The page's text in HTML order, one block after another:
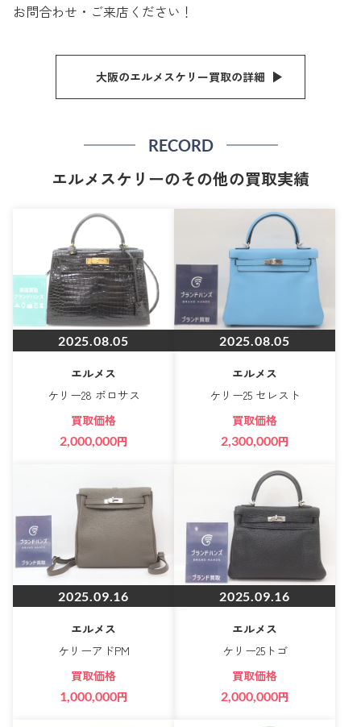
お問合わせ・ご来店ください！
大阪のエルメスケリー買取の詳細
RECORD
エルメスケリーのその他の買取実績
2025.08.05
エルメス
ケリー28 ポロサス
買取価格
2,000,000円
2025.08.05
エルメス
ケリー25 セレスト
買取価格
2,300,000円
2025.09.16
エルメス
ケリーアドPM
買取価格
1,000,000円
2025.09.16
エルメス
ケリー25トゴ
買取価格
2,000,000円